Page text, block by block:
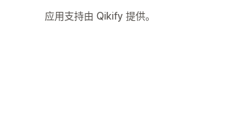
应用支持由 Qikify 提供。